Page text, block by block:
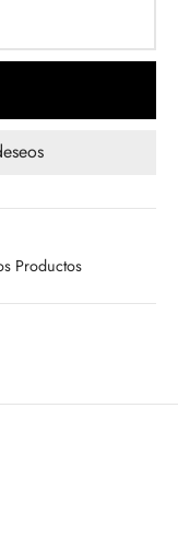
Productos